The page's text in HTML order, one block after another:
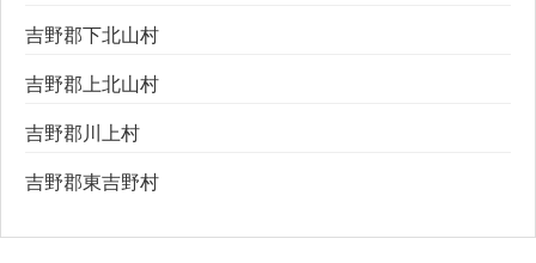
吉野郡下北山村
吉野郡上北山村
吉野郡川上村
吉野郡東吉野村